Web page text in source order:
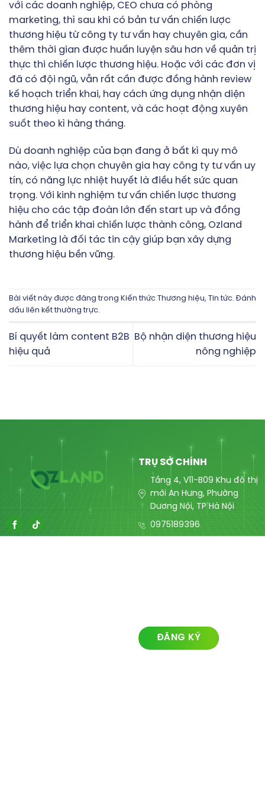
với các doanh nghiệp, CEO chưa có phòng
marketing, thì sau khi có bản tư vấn chiến lược
thương hiệu từ công ty tư vấn hay chuyên gia, cần
thêm thời gian được huấn luyện sâu hơn về quản trị
thực thi chiến lược thương hiệu. Hoặc với các đơn vị
đã có đội ngũ, vẫn rất cần được đồng hành review
kế hoạch triển khai, hay cách ứng dụng nhận diện
thương hiệu hay content, và các hoạt động xuyên
suốt theo kì hàng tháng.
Dù doanh nghiệp của bạn đang ở bất kì quy mô
nào, việc lựa chọn chuyên gia hay công ty tư vấn uy
tín, có năng lực nhiệt huyết là điều hết sức quan
trọng. Với kinh nghiệm tư vấn chiến lược thương
hiệu cho các tập đoàn lớn đến start up và đồng
hành để triển khai chiến lược thành công, Ozland
Marketing là đối tác tin cậy giúp bạn xây dựng
thương hiệu bền vững.
Bài viết này được đăng trong Kiến thức Thương hiệu, Tin tức. Đánh
dấu liên kết thường trực.
Bí quyết làm content B2B
hiệu quả
Bộ nhận diện thương hiệu
nông nghiệp
TRỤ SỞ CHÍNH
Tầng 4, V11-B09 Khu đô thị
mới An Hưng, Phường
Dương Nội, TP Hà Nội
0975189396